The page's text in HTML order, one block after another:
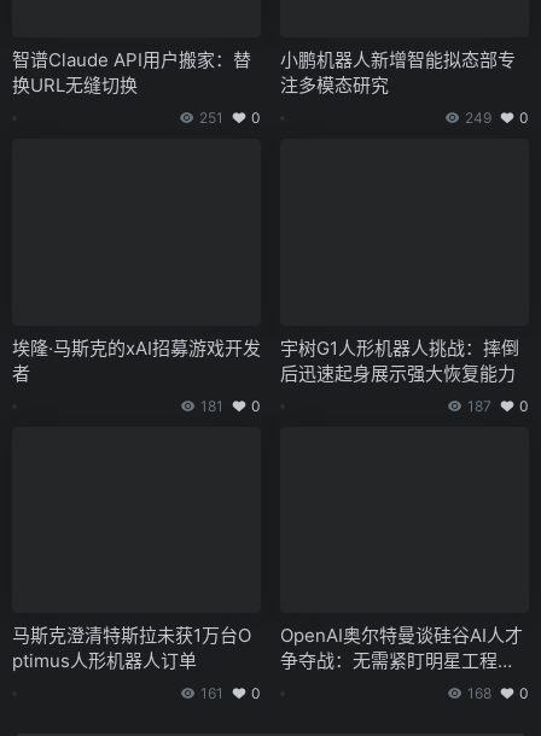
智谱Claude API用户搬家：替
换URL无缝切换
251 0
小鹏机器人新增智能拟态部专
注多模态研究
249 0
埃隆·马斯克的xAI招募游戏开发
者
181 0
宇树G1人形机器人挑战：摔倒
后迅速起身展示强大恢复能力
187 0
马斯克澄清特斯拉未获1万台O
ptimus人形机器人订单
161 0
OpenAI奥尔特曼谈硅谷AI人才
争夺战：无需紧盯明星工程
师，潜力人才远超预期 168 0